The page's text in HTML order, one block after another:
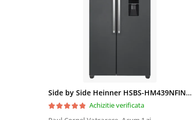
Side by Side Heinner HSBS-HM439NFINVDGWDE++, Total No Frost, Compresor Inverter, Dozator Apa, Display Touch LED, 439 L, Clasa E, Gri Antracit Texturat
Achizitie verificata